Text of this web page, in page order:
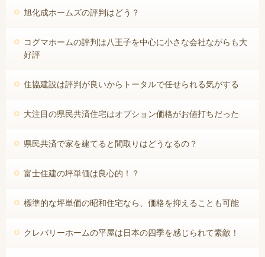
旭化成ホームズの評判はどう？
コグマホームの評判は八王子を中心に小さな会社ながらも大
好評
住協建設は評判が良いからトータルで任せられる気がする
大注目の県民共済住宅はオプション価格がお値打ちだった
県民共済で家を建てると間取りはどうなるの？
富士住建の坪単価は良心的！？
標準的な坪単価の昭和住宅なら、価格を抑えることも可能
クレバリーホームの平屋は日本の四季を感じられて素敵！